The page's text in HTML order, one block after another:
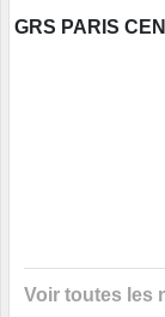
GRS PARIS
Voir toutes les